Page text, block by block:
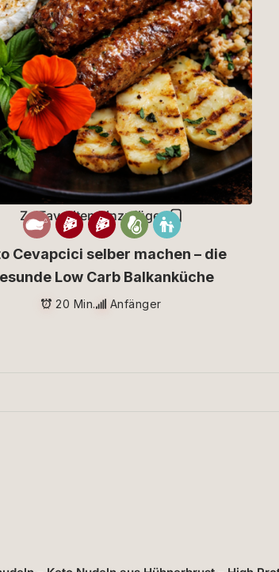
Zu Favoriten hinzufügen
Cevapcici selber machen – die
Low Carb Balkanküche
20 Min. Anfänger